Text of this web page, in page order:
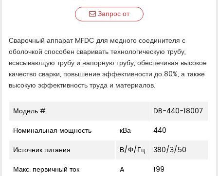
Запрос от
Сварочный аппарат MFDC для медного соединителя с
оболочкой способен сваривать технологическую трубу,
всасывающую трубу и напорную трубу, обеспечивая высокое
качество сварки, повышение эффективности до 80%, а также
высокую эффективность труда и материалов.
Модель #
DB-440-18007
Номинальная мощность
кВа
440
Источник питания
В/Φ/Гц
380/3/50
Макс. первичный ток
A
199